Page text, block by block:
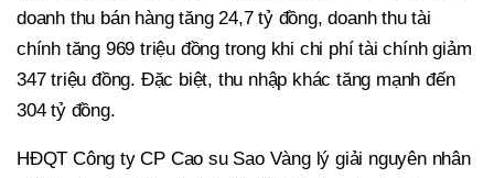
doanh thu bán hàng tăng 24,7 tỷ đồng, doanh thu tài
chính tăng 969 triệu đồng trong khi chi phí tài chính giảm
347 triệu đồng. Đặc biệt, thu nhập khác tăng mạnh đến
304 tỷ đồng.
HĐQT Công ty CP Cao su Sao Vàng lý giải nguyên nhân